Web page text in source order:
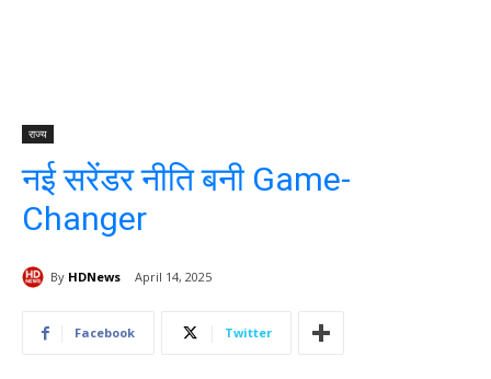
राज्य
नई सरेंडर नीति बनी Game-
Changer
By HDNews April 14, 2025
Facebook Twitter